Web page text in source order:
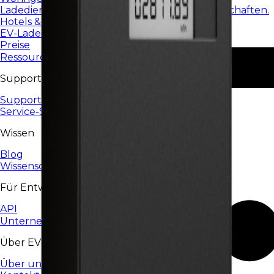
Ladedienste für Wohnanlagen und Genossenschaften.
Hotels & Restaurants
EV-Laden für Hotels, Restaurants und HoReCa.
Preise
Ressourcen
Support
Support-Center
Service-Status
Wissen
Blog
Wissensdatenbank
Für Entwickler
API
Unternehmen
Über EV24
Über uns